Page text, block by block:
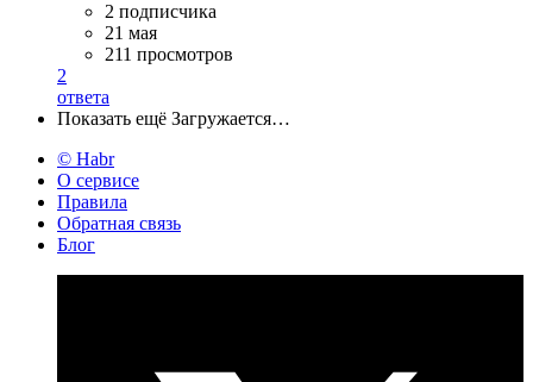
2 подписчика
21 мая
211 просмотров
2
ответа
Показать ещё Загружается…
© Habr
О сервисе
Правила
Обратная связь
Блог